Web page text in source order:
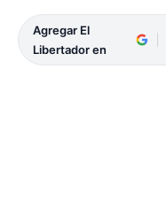
Agregar El
Libertador en